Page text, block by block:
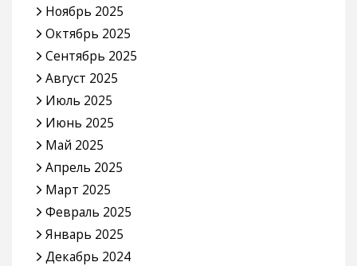
Ноябрь 2025
Октябрь 2025
Сентябрь 2025
Август 2025
Июль 2025
Июнь 2025
Май 2025
Апрель 2025
Март 2025
Февраль 2025
Январь 2025
Декабрь 2024